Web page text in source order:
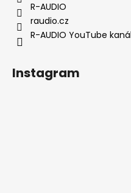
R-AUDIO
raudio.cz
R-AUDIO YouTube kanál
Instagram